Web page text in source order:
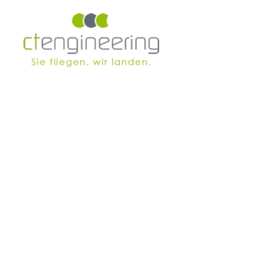
Skip to main content